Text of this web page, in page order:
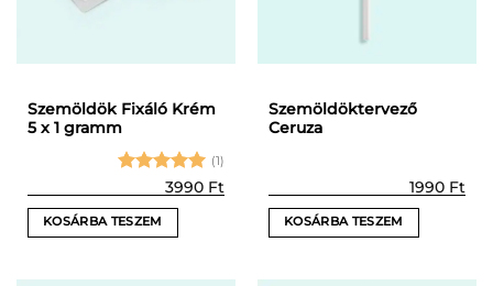
Szemöldök Fixáló Krém
5 x 1 gramm
Értékelés:
(1)
3990 Ft
KOSÁRBA TESZEM
Szemöldöktervező
Ceruza
1990 Ft
KOSÁRBA TESZEM